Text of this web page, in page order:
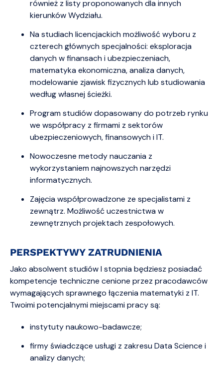
również z listy proponowanych dla innych
kierunków Wydziału.
Na studiach licencjackich możliwość wyboru z
czterech głównych specjalności: eksploracja
danych w finansach i ubezpieczeniach,
matematyka ekonomiczna, analiza danych,
modelowanie zjawisk fizycznych lub studiowania
według własnej ścieżki.
Program studiów dopasowany do potrzeb rynku
we współpracy z firmami z sektorów
ubezpieczeniowych, finansowych i IT.
Nowoczesne metody nauczania z
wykorzystaniem najnowszych narzędzi
informatycznych.
Zajęcia współprowadzone ze specjalistami z
zewnątrz. Możliwość uczestnictwa w
zewnętrznych projektach zespołowych.
PERSPEKTYWY ZATRUDNIENIA
Jako absolwent studiów I stopnia będziesz posiadać
kompetencje techniczne cenione przez pracodawców
wymagających sprawnego łączenia matematyki z IT.
Twoimi potencjalnymi miejscami pracy są:
instytuty naukowo-badawcze;
firmy świadczące usługi z zakresu Data Science i
analizy danych;